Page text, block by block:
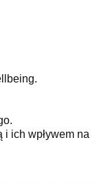
ich wpływem na